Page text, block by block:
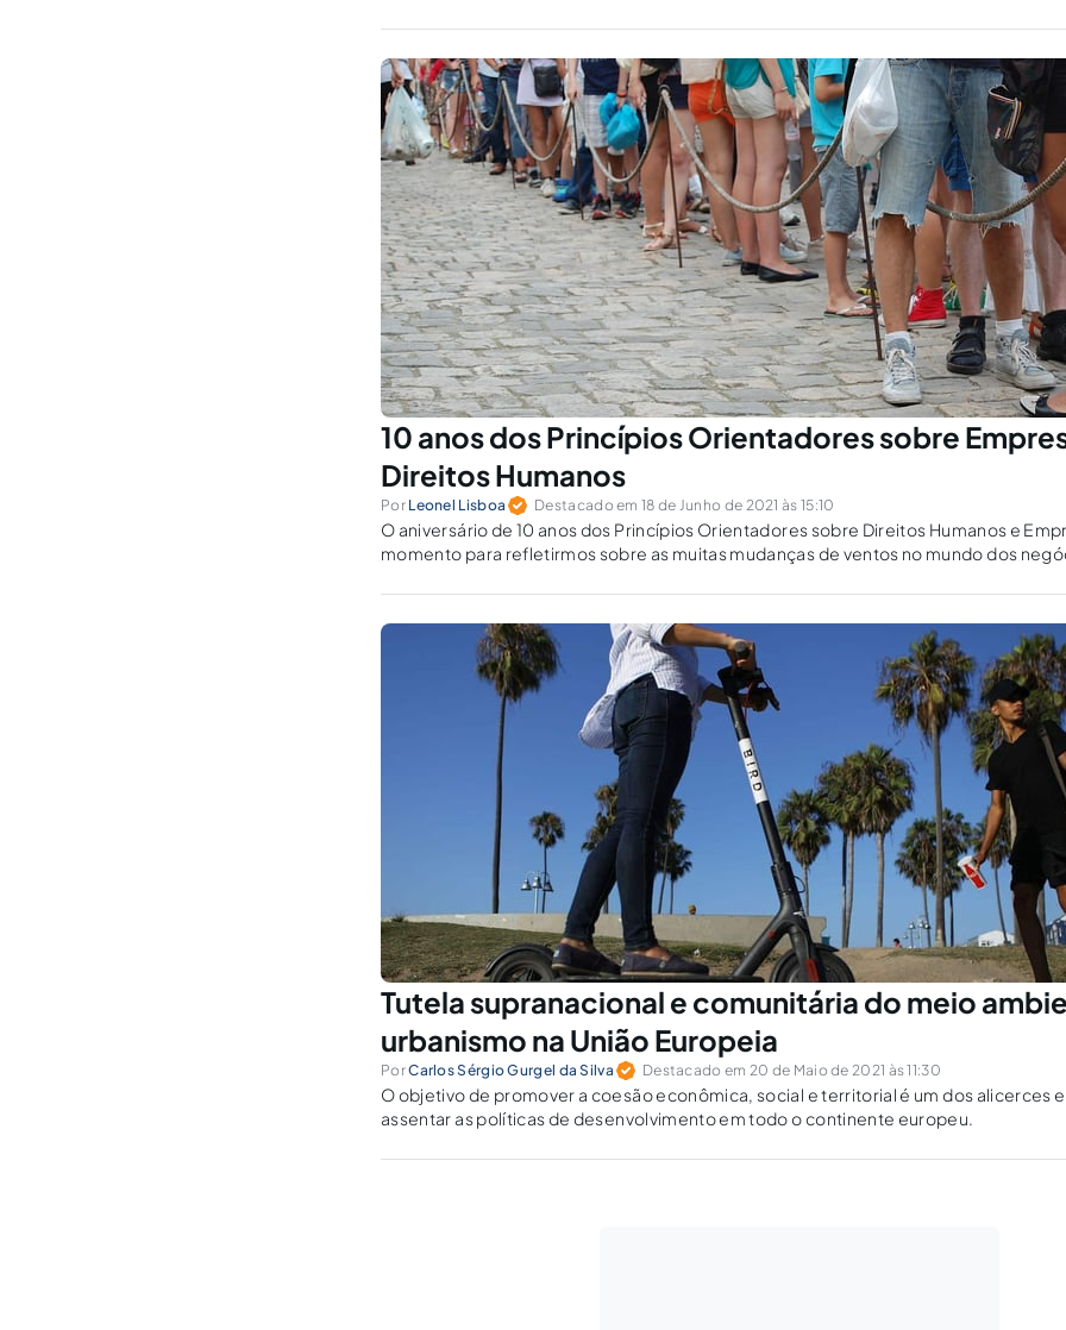
10 anos dos Princípios Orientadores sobre
Direitos Humanos
Por Leonel Lisboa Destacado em 18 de Junho de 2021 às 15:10
O aniversário de 10 anos dos Princípios Orientadores sobre Direitos Humanos e
momento para refletirmos sobre as muitas mudanças de ventos no mundo dos
Tutela supranacional e comunitária do meio
urbanismo na União Europeia
PorCarlos Sérgio Gurgel da Silva Destacado em 20 de Maio de 2021 às 11:30
O objetivo de promover a coesão econômica, social e territorial é um dos alicerces
assentar as políticas de desenvolvimento em todo o continente europeu.